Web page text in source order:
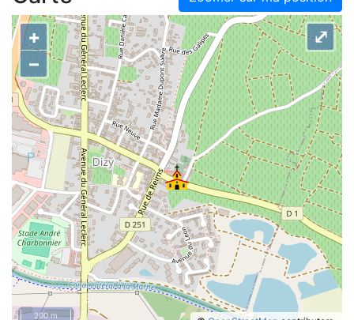
+
–
⤢
200 m